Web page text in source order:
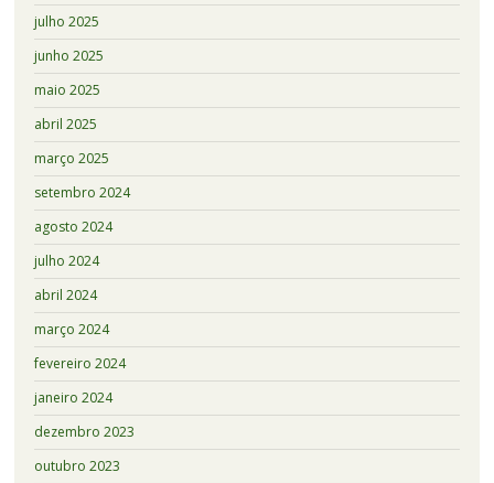
julho 2025
junho 2025
maio 2025
abril 2025
março 2025
setembro 2024
agosto 2024
julho 2024
abril 2024
março 2024
fevereiro 2024
janeiro 2024
dezembro 2023
outubro 2023